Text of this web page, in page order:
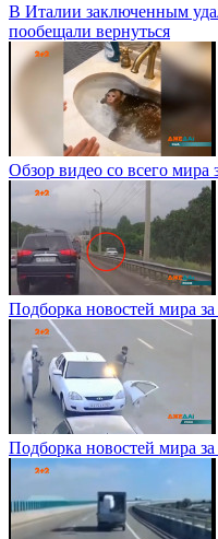
В Италии заключенным
пообещали вернуться
Обзор видео со всего мира
Подборка новостей мира
Подборка новостей мира